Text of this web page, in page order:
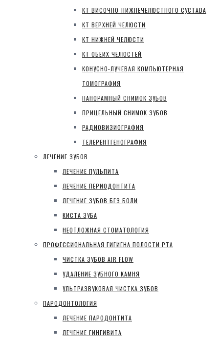
КТ ВИСОЧНО-НИЖНЕЧЕЛЮСТНОГО СУСТАВА
КТ ВЕРХНЕЙ ЧЕЛЮСТИ
КТ НИЖНЕЙ ЧЕЛЮСТИ
КТ ОБЕИХ ЧЕЛЮСТЕЙ
КОНУСНО-ЛУЧЕВАЯ КОМПЬЮТЕРНАЯ
ТОМОГРАФИЯ
ПАНОРАМНЫЙ СНИМОК ЗУБОВ
ПРИЦЕЛЬНЫЙ СНИМОК ЗУБОВ
РАДИОВИЗИОГРАФИЯ
ТЕЛЕРЕНТГЕНОГРАФИЯ
ЛЕЧЕНИЕ ЗУБОВ
ЛЕЧЕНИЕ ПУЛЬПИТА
ЛЕЧЕНИЕ ПЕРИОДОНТИТА
ЛЕЧЕНИЕ ЗУБОВ БЕЗ БОЛИ
КИСТА ЗУБА
НЕОТЛОЖНАЯ СТОМАТОЛОГИЯ
ПРОФЕССИОНАЛЬНАЯ ГИГИЕНА ПОЛОСТИ РТА
ЧИСТКА ЗУБОВ AIR FLOW
УДАЛЕНИЕ ЗУБНОГО КАМНЯ
УЛЬТРАЗВУКОВАЯ ЧИСТКА ЗУБОВ
ПАРОДОНТОЛОГИЯ
ЛЕЧЕНИЕ ПАРОДОНТИТА
ЛЕЧЕНИЕ ГИНГИВИТА